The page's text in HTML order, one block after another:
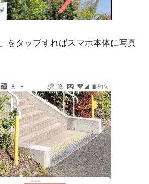
をタップすればスマホ本体に写真